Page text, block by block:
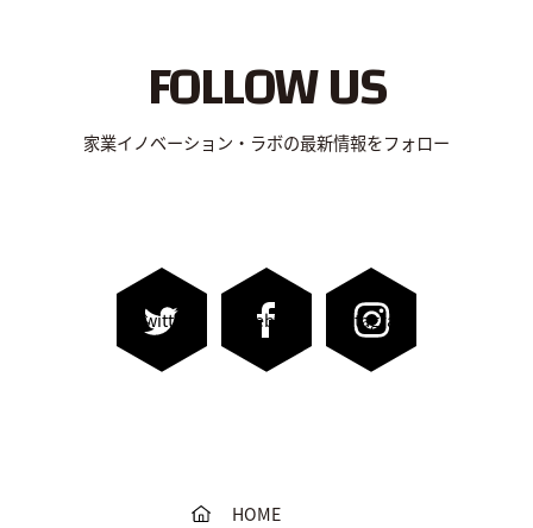
FOLLOW US
家業イノベーション・ラボの最新情報をフォロー
Twitter Facebook Instagram
HOME